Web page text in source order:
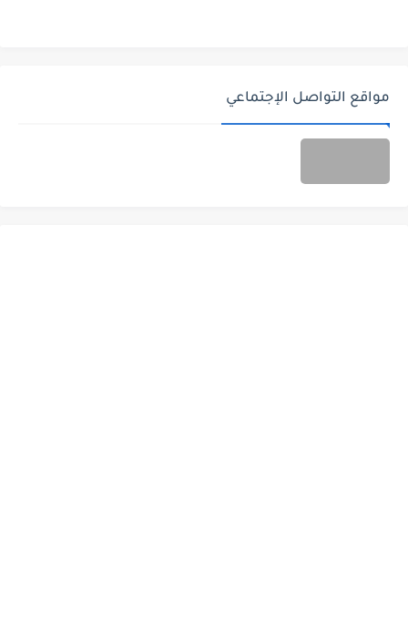
مواقع التواصل الإجتماعي